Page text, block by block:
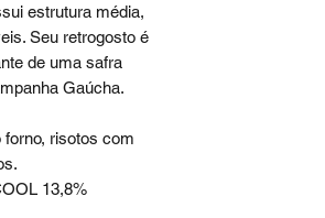
estrutura média,
Seu retrogosto é
de uma safra
Gaúcha.
risotos com
13,8%